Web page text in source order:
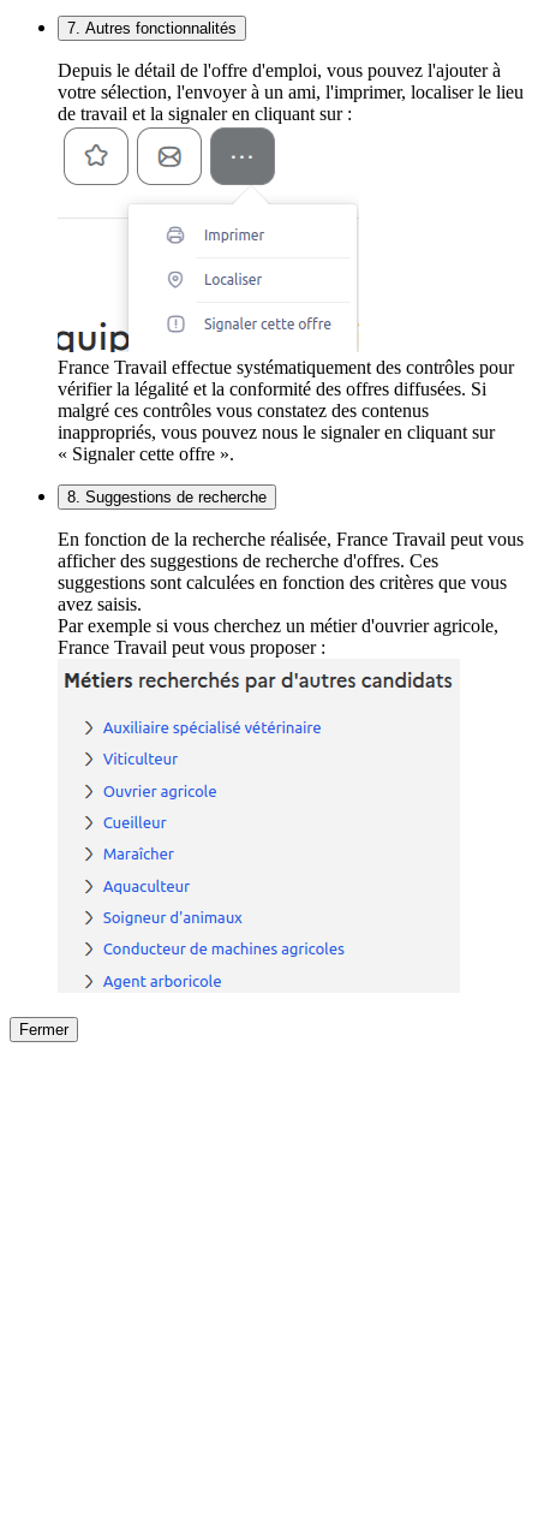
7. Autres fonctionnalités
Depuis le détail de l'offre d'emploi, vous pouvez l'ajouter à
votre sélection, l'envoyer à un ami, l'imprimer, localiser le lieu
de travail et la signaler en cliquant sur :
France Travail effectue systématiquement des contrôles pour
vérifier la légalité et la conformité des offres diffusées. Si
malgré ces contrôles vous constatez des contenus
inappropriés, vous pouvez nous le signaler en cliquant sur
« Signaler cette offre ».
8. Suggestions de recherche
En fonction de la recherche réalisée, France Travail peut vous
afficher des suggestions de recherche d'offres. Ces
suggestions sont calculées en fonction des critères que vous
avez saisis.
Par exemple si vous cherchez un métier d'ouvrier agricole,
France Travail peut vous proposer :
Fermer